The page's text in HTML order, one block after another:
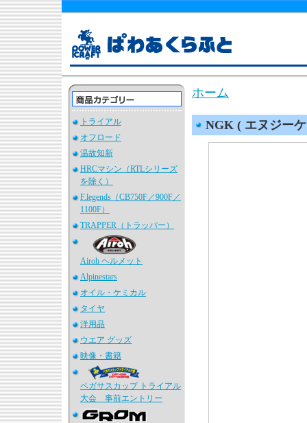
トライアル
オフロード
温故知新
HRCマシン（RTLシリーズ
を除く）
F.legends（CB750F／900F／
1100F）
TRAPPER（トラッパー）
Airoh ヘルメット
Alpinestars
オイル・ケミカル
タイヤ
洋用品
ウエア グッズ
映像・書籍
ペガサスカップ トライアル
大会 事前エントリー
ホーム
NGK ( エヌジー